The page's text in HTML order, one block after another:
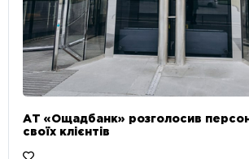
АТ «Ощадбанк» розголосив
своїх клієнтів